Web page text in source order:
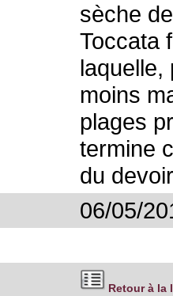
sèche
Toccata
laquelle,
moins
plages
termine
du
06/05/
Retour à la